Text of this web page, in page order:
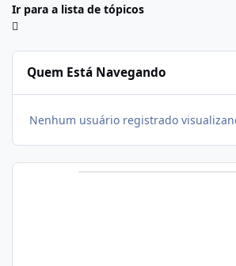
Ir para a lista de tópicos
Quem Está Navegando
Nenhum usuário registrado